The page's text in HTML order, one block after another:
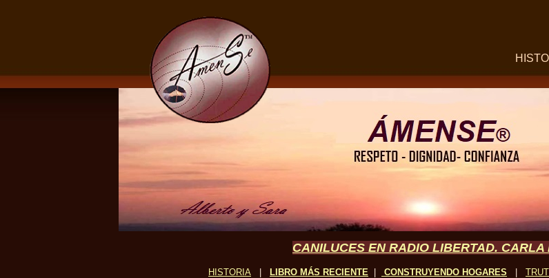
CANILUCES EN RADIO LIBERTAD.
HISTORIA LIBRO MÁS RECIENTE CONSTRUYENDO HOGARES